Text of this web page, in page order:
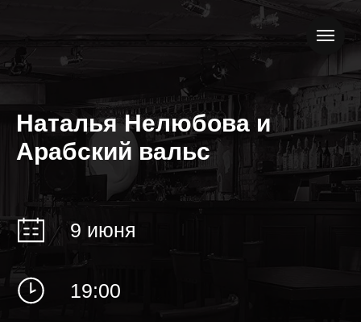
Наталья Нелюбова и
Арабский вальс
9 июня
19:00